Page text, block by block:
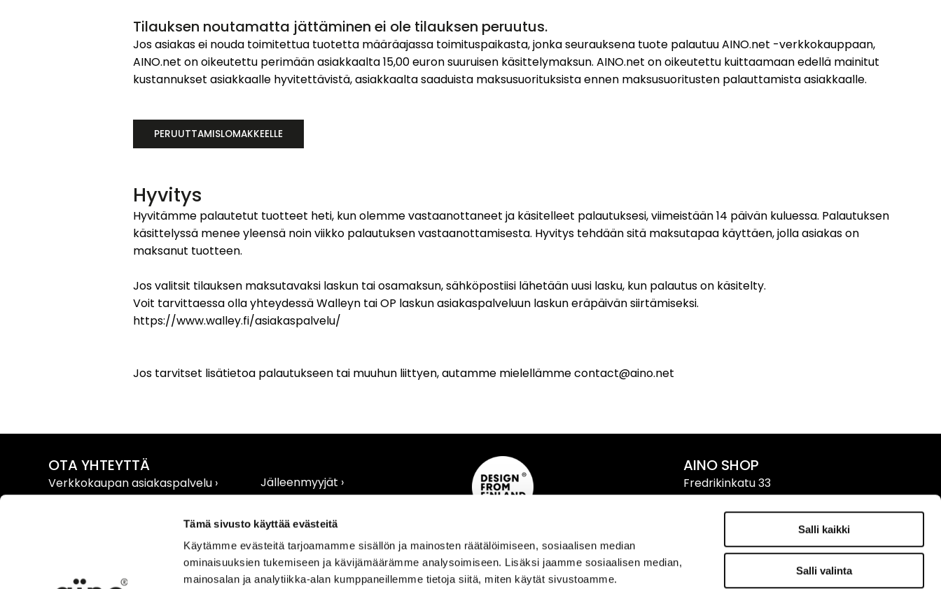
Tämä sivusto käyttää evästeitä
Käytämme evästeitä tarjoamamme sisällön ja mainosten räätälöimiseen, sosiaalisen median
ominaisuuksien tukemiseen ja kävijämäärämme analysoimiseen. Lisäksi jaamme sosiaalisen median,
mainosalan ja analytiikka-alan kumppaneillemme tietoja siitä, miten käytät sivustoamme.
Salli kaikki
Salli valinta
Tilauksen noutamatta jättäminen ei ole tilauksen peruutus.
Jos asiakas ei nouda toimitettua tuotetta määräajassa toimituspaikasta, jonka seurauksena tuote palautuu AINO.net -verkkokauppaan,
AINO.net on oikeutettu perimään asiakkaalta 15,00 euron suuruisen käsittelymaksun. AINO.net on oikeutettu kuittaamaan edellä mainitut
kustannukset asiakkaalle hyvitettävistä, asiakkaalta saaduista maksusuorituksista ennen maksusuoritusten palauttamista asiakkaalle.
PERUUTTAMISLOMAKKEELLE
Hyvitys
Hyvitämme palautetut tuotteet heti, kun olemme vastaanottaneet ja käsitelleet palautuksesi, viimeistään 14 päivän kuluessa. Palautuksen
käsittelyssä menee yleensä noin viikko palautuksen vastaanottamisesta. Hyvitys tehdään sitä maksutapaa käyttäen, jolla asiakas on
maksanut tuotteen.
Jos valitsit tilauksen maksutavaksi laskun tai osamaksun, sähköpostiisi lähetään uusi lasku, kun palautus on käsitelty.
Voit tarvittaessa olla yhteydessä Walleyn tai OP laskun asiakaspalveluun laskun eräpäivän siirtämiseksi.
https://www.walley.fi/asiakaspalvelu/
Jos tarvitset lisätietoa palautukseen tai muuhun liittyen, autamme mielellämme contact@aino.net
OTA YHTEYTTÄ
Verkkokaupan asiakaspalvelu ›
AINO yhteystiedot›
Jälleenmyyjät ›
Extranet ›
Media ›
AINO SHOP
Fredrikinkatu 33
00120 HELSINKI
puh. 09 611 611
Yhteystiedot & aukioloajat›